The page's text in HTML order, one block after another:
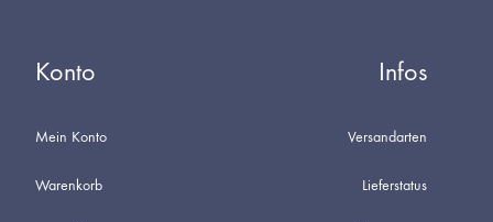
Konto
Mein Konto
Warenkorb
Infos
Versandarten
Lieferstatus